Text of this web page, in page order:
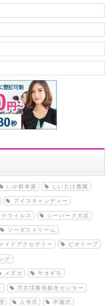
いか鮮本家
しいたけ農園
アイスキャンディー
ナウイルス
シーパーク大浜
ソーダストリーム
イドアクセサリー
ビオトープ
グ
メダカ
ヤオギモ
万古渓養魚観光センター
入学式
卒園式